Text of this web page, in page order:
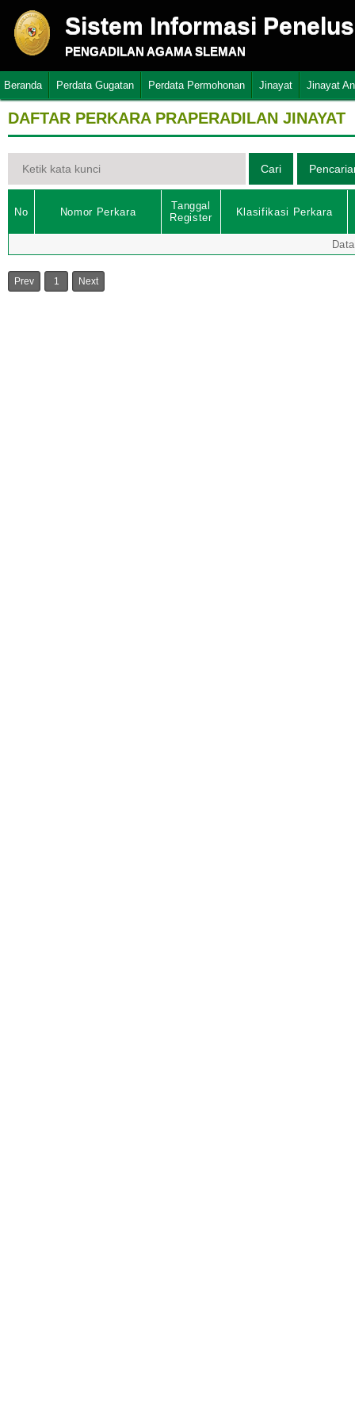
Sistem Informasi
PENGADILAN AGAMA SLEMAN
Beranda Perdata Gugatan Perdata Permohonan Jinayat Jinayat
DAFTAR PERKARA PRAPERADILAN JINAYAT
No Nomor Perkara
Tanggal
Register
Klasifikasi Perkara
Prev 1 Next